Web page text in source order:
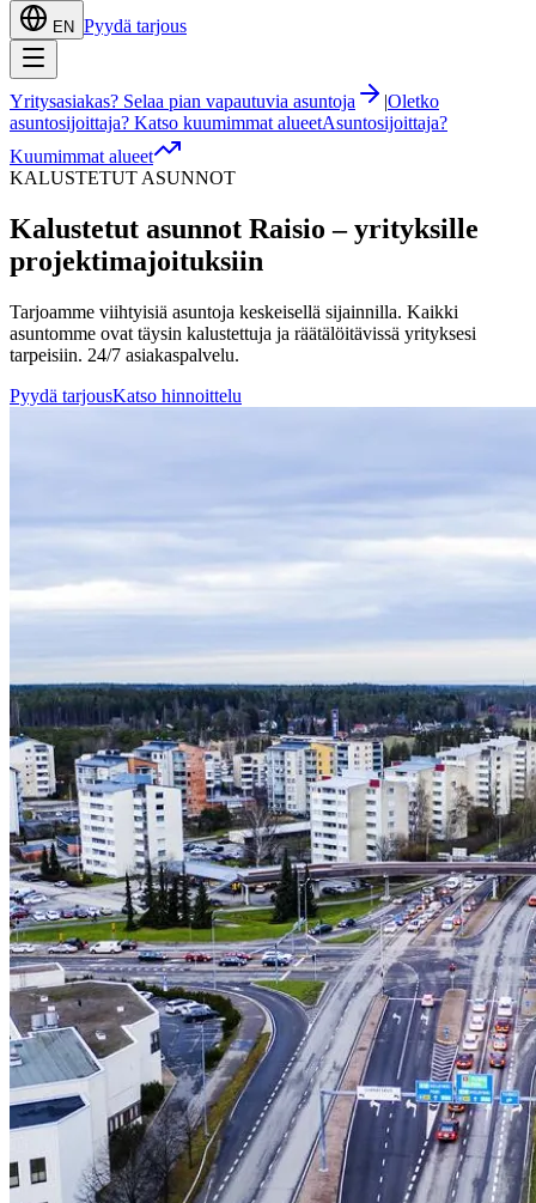
EN Pyydä tarjous
Yritysasiakas? Selaa pian vapautuvia asuntoja |Oletko
asuntosijoittaja? Katso kuumimmat alueetAsuntosijoittaja?
Kuumimmat alueet
KALUSTETUT ASUNNOT
Kalustetut asunnot Raisio – yrityksille
projektimajoituksiin
Tarjoamme viihtyisiä asuntoja keskeisellä sijainnilla. Kaikki
asuntomme ovat täysin kalustettuja ja räätälöitävissä yrityksesi
tarpeisiin. 24/7 asiakaspalvelu.
Pyydä tarjousKatso hinnoittelu